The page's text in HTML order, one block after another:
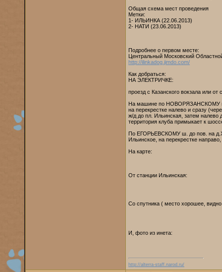
Общая схема мест проведения
Метки:
1- ИЛЬИНКА (22.06.2013)
2- НАТИ (23.06.2013)
Подробнее о первом месте:
Центральный Московский
http://ilinkadog.jimdo.com/
Как добраться:
НА ЭЛЕКТРИЧКЕ:
проезд с Казанского вокзала или
На машине по НОВОРЯЗАНСКОМУ
на перекрестке налево и сразу
ж/д до пл. Ильинская, затем налево
территория клуба примыкает к
По ЕГОРЬЕВСКОМУ ш. до пов. на
Ильинское, на перекрестке
На карте:
От станции Ильинская:
Со спутника ( место хорошее,
И, фото из инета:
http://alterra-staff.narod.ru/